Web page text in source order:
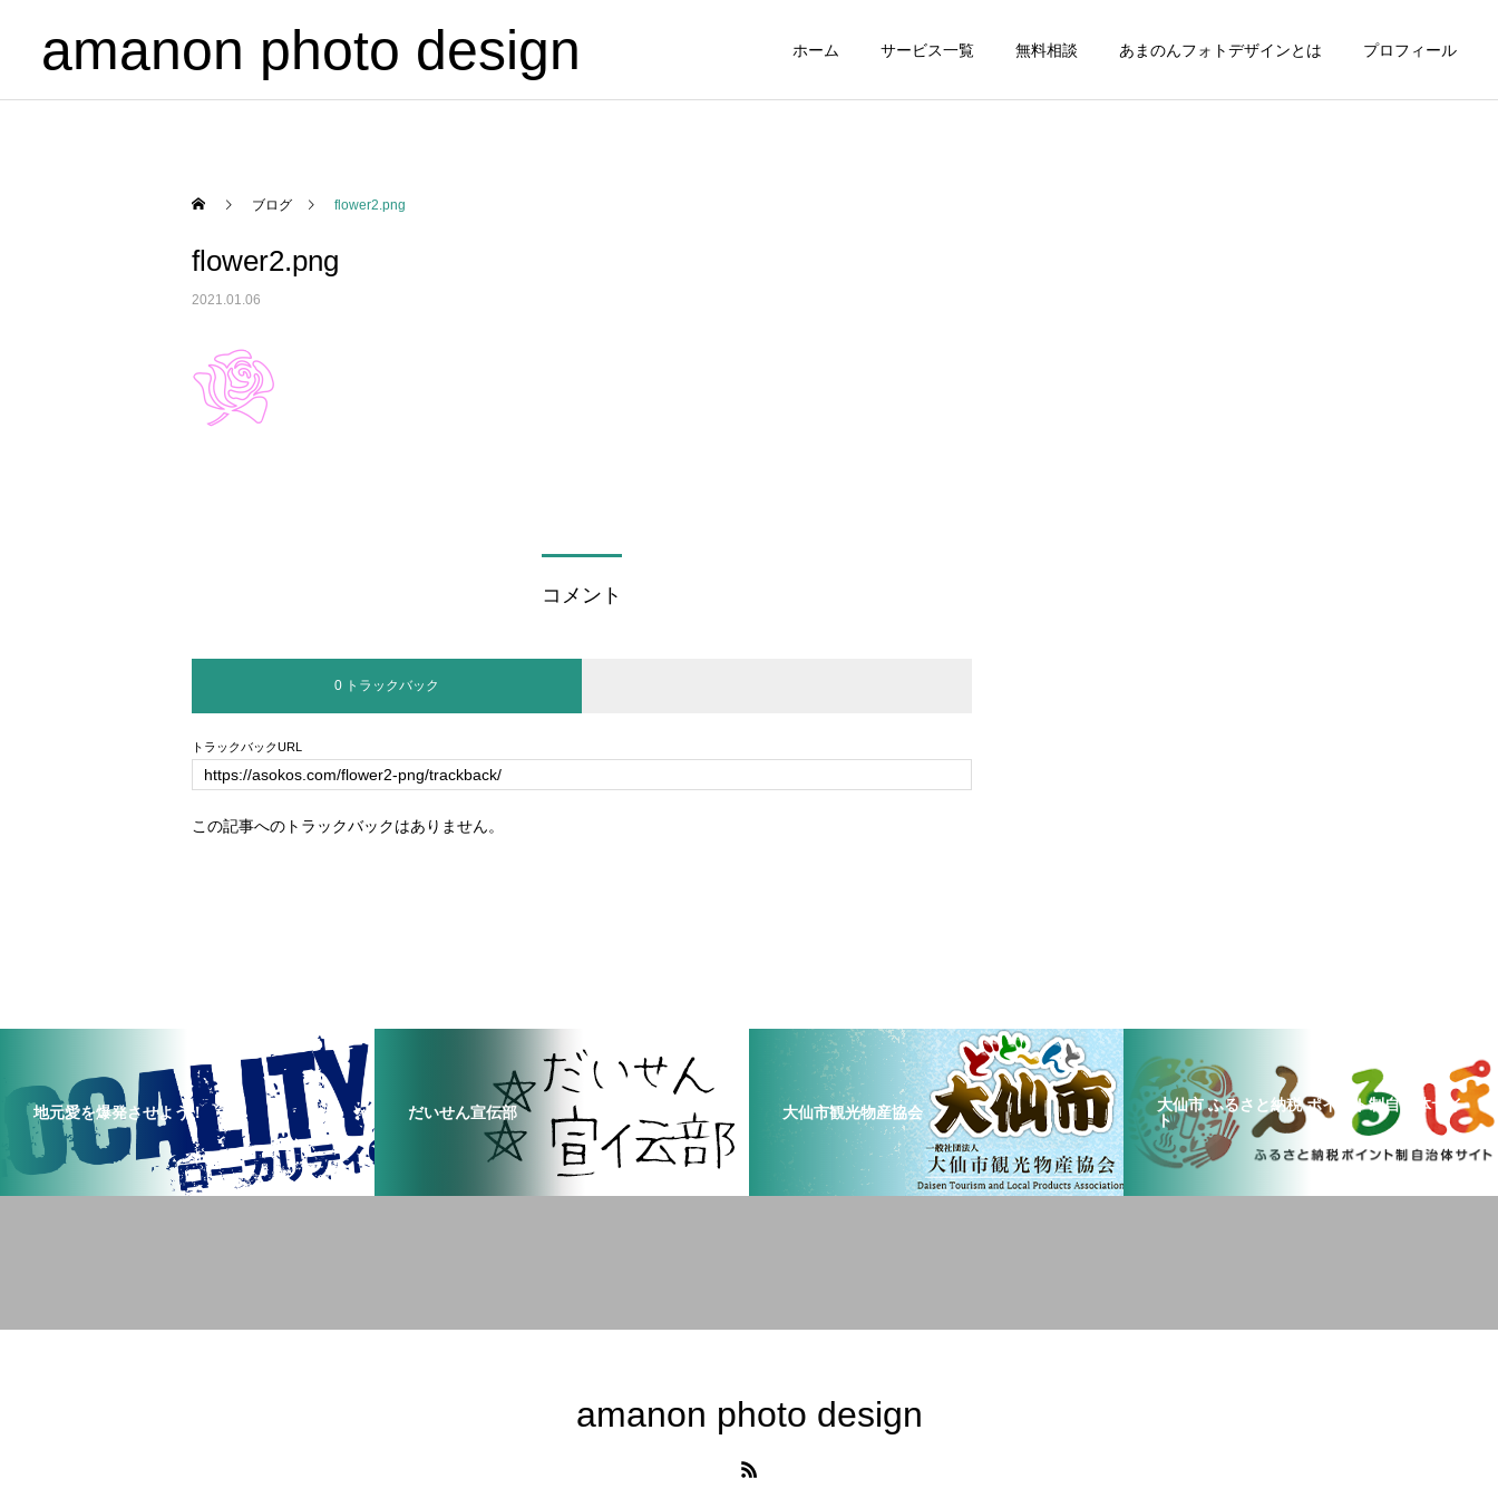
amanon photo design ホーム サービス一覧 無料相談 あまのんフォトデザインとは プロフィール
ブログ flower2.png
flower2.png
2021.01.06
コメント
0 トラックバック
トラックバックURL
この記事へのトラックバックはありません。
地元愛を爆発させよう！ だいせん宣伝部 大仙市観光物産協会
大仙市 ふるさと納税 ポイント制自治体サイ
ト
amanon photo design